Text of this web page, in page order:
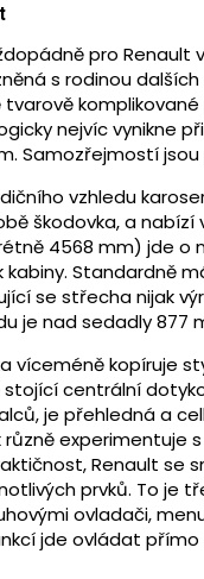
pro
s rodinou
nejvíc vynikne
Samozřejmostí
vzhledu
škodovka, a nabízí
4568 mm) jde o
kabiny. Standardně
se střecha nijak
je nad sedadly 877
víceméně kopíruje
centrální
je přehledná a
experimentuje
Renault se
prvků. To je
ovladači,
jde ovládat